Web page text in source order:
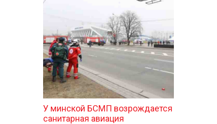
У минской БСМП возрождается
санитарная авиация